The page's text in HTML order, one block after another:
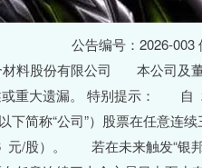
公告编号：2026-
限公司 本公司及董事会
或重大遗漏。 特别提示：
简称“公司”）股票在任意连续
元/股）。 若在未来触发“银
沪深300